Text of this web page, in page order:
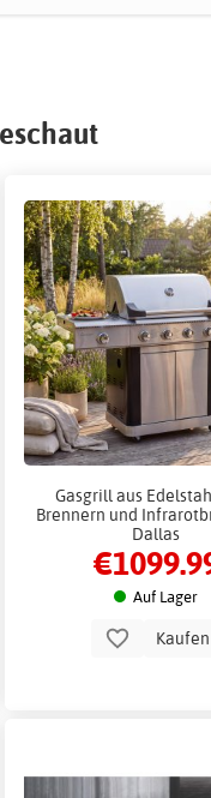
Gasgrill aus
Brennern und
Dallas
Auf Lager
Kaufen